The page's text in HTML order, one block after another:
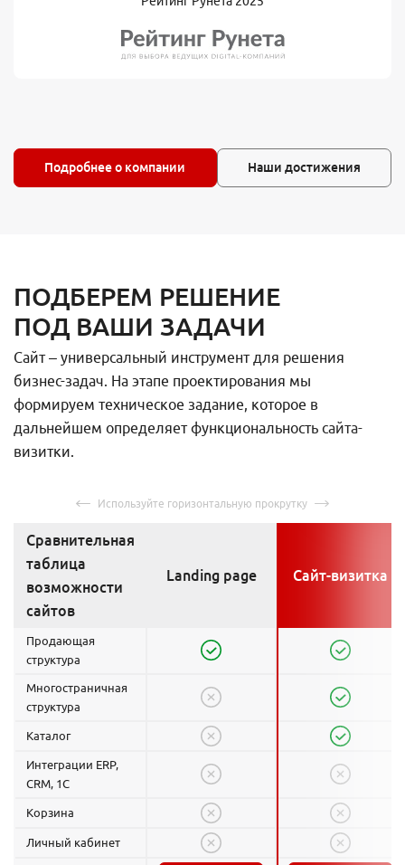
Подробнее о компании Наши достижения
ПОДБЕРЕМ РЕШЕНИЕ
ПОД ВАШИ ЗАДАЧИ
Сайт – универсальный инструмент для решения
бизнес-задач. На этапе проектирования мы
формируем техническое задание, которое в
дальнейшем определяет функциональность сайта-
визитки.
Сравнительная
таблица
возможности
сайтов
Landing page Сайт-визитка
Продающая
структура
Многостраничная
структура
Каталог
Интеграции ERP,
CRM, 1C
Корзина
Личный кабинет